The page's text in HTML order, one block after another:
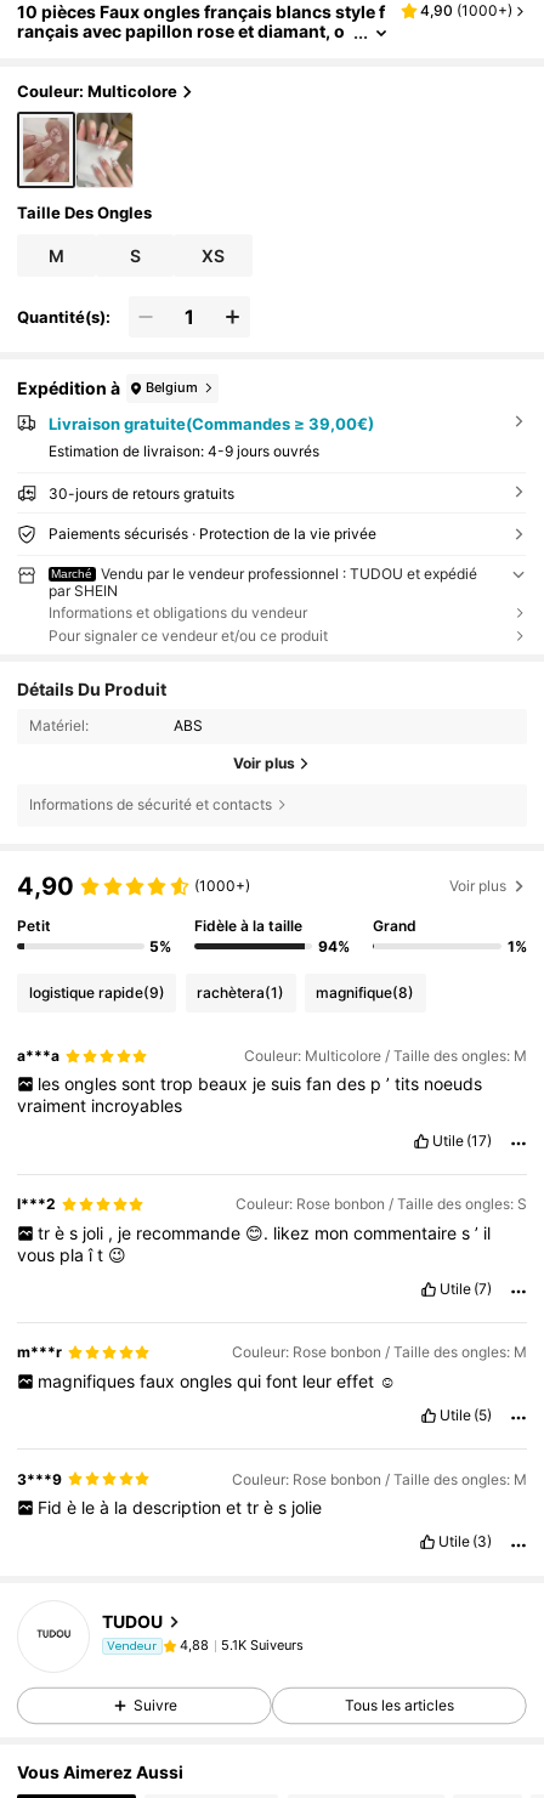
10 pièces Faux ongles français blancs style f
rançais avec papillon rose et diamant, o
4,90 (1000+)
Couleur: Multicolore
Taille Des Ongles
M S XS
Quantité(s):
Expédition à Belgium
Livraison gratuite(Commandes ≥ 39,00€)
Estimation de livraison: 4-9 jours ouvrés
30-jours de retours gratuits
Paiements sécurisés · Protection de la vie privée
Marché
Vendu par le vendeur professionnel : TUDOU et expédié
par SHEIN
Informations et obligations du vendeur
Pour signaler ce vendeur et/ou ce produit
Détails Du Produit
Matériel: ABS
Voir plus
Informations de sécurité et contacts
4,90 (1000+) Voir plus
Petit
5%
Fidèle à la taille
94%
Grand
1%
logistique rapide(9) rachètera(1) magnifique(8)
a***a Couleur: Multicolore / Taille des ongles: M
les ongles sont trop beaux je suis fan des p ’ tits noeuds
vraiment incroyables
Utile (17)
l***2 Couleur: Rose bonbon / Taille des ongles: S
tr è s joli , je recommande 😊. likez mon commentaire s ’ il
vous plaît 😉
Utile (7)
m***r Couleur: Rose bonbon / Taille des ongles: M
magnifiques faux ongles qui font leur effet ☺️
Utile (5)
3***9 Couleur: Rose bonbon / Taille des ongles: M
Fid è le à la description et tr è s jolie
Utile (3)
TUDOU
Vendeur 4,88 5.1K Suiveurs
Suivre Tous les articles
Vous Aimerez Aussi